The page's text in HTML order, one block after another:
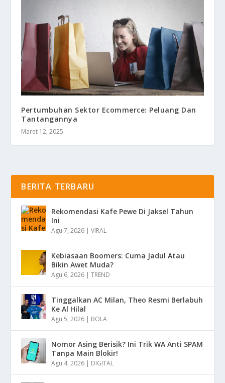
Pertumbuhan Sektor Ecommerce: Peluang Dan
Tantangannya
Maret 12, 2025
BERITA TERBARU
Rekomendasi Kafe Pewe Di Jaksel Tahun
Ini
Agu 7, 2026 |VIRAL
Kebiasaan Boomers: Cuma Jadul Atau
Bikin Awet Muda?
Agu 6, 2026 |TREND
Tinggalkan AC Milan, Theo Resmi Berlabuh
Ke Al Hilal
Agu 5, 2026 | BOLA
Nomor Asing Berisik? Ini Trik WA Anti SPAM
Tanpa Main Blokir!
Agu 4, 2026 | DIGITAL